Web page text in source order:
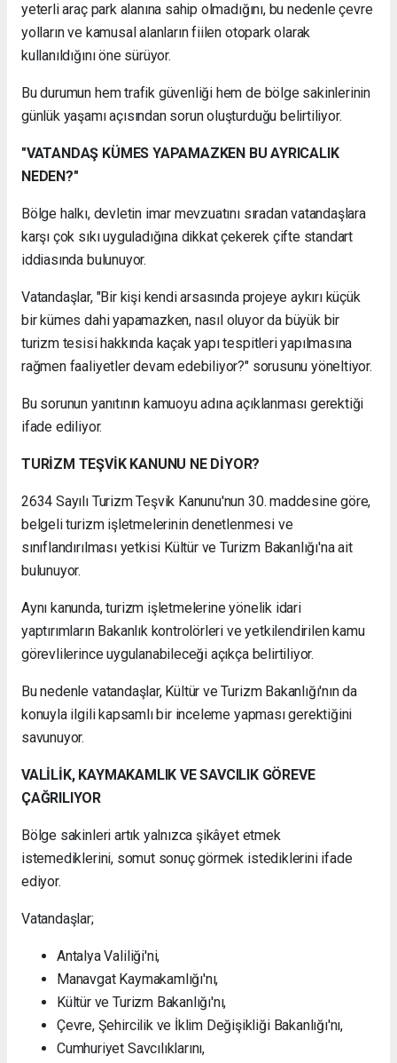
yeterli araç park alanına sahip olmadığını, bu nedenle çevre
yolların ve kamusal alanların fiilen otopark olarak
kullanıldığını öne sürüyor.
Bu durumun hem trafik güvenliği hem de bölge sakinlerinin
günlük yaşamı açısından sorun oluşturduğu belirtiliyor.
"VATANDAŞ KÜMES YAPAMAZKEN BU AYRICALIK
NEDEN?"
Bölge halkı, devletin imar mevzuatını sıradan vatandaşlara
karşı çok sıkı uyguladığına dikkat çekerek çifte standart
iddiasında bulunuyor.
Vatandaşlar, "Bir kişi kendi arsasında projeye aykırı küçük
bir kümes dahi yapamazken, nasıl oluyor da büyük bir
turizm tesisi hakkında kaçak yapı tespitleri yapılmasına
rağmen faaliyetler devam edebiliyor?" sorusunu yöneltiyor.
Bu sorunun yanıtının kamuoyu adına açıklanması gerektiği
ifade ediliyor.
TURİZM TEŞVİK KANUNU NE DİYOR?
2634 Sayılı Turizm Teşvik Kanunu'nun 30. maddesine göre,
belgeli turizm işletmelerinin denetlenmesi ve
sınıflandırılması yetkisi Kültür ve Turizm Bakanlığı'na ait
bulunuyor.
Aynı kanunda, turizm işletmelerine yönelik idari
yaptırımların Bakanlık kontrolörleri ve yetkilendirilen kamu
görevlilerince uygulanabileceği açıkça belirtiliyor.
Bu nedenle vatandaşlar, Kültür ve Turizm Bakanlığı'nın da
konuyla ilgili kapsamlı bir inceleme yapması gerektiğini
savunuyor.
VALİLİK, KAYMAKAMLIK VE SAVCILIK GÖREVE
ÇAĞRILIYOR
Bölge sakinleri artık yalnızca şikâyet etmek
istemediklerini, somut sonuç görmek istediklerini ifade
ediyor.
Vatandaşlar;
Antalya Valiliği'ni,
Manavgat Kaymakamlığı'nı,
Kültür ve Turizm Bakanlığı'nı,
Çevre, Şehircilik ve İklim Değişikliği Bakanlığı'nı,
Cumhuriyet Savcılıklarını,